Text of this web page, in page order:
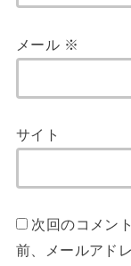
メール ※
サイト
次回のコメン
前、メールアド